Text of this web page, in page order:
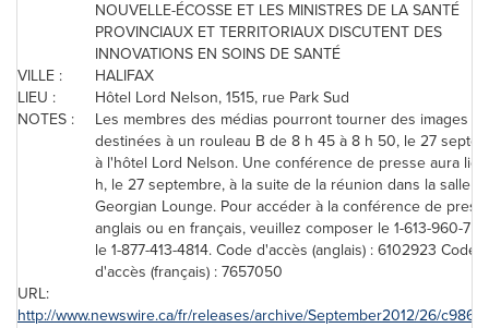
NOUVELLE-ÉCOSSE ET LES MINISTRES DE LA SANTÉ
PROVINCIAUX ET TERRITORIAUX DISCUTENT DES
INNOVATIONS EN SOINS DE SANTÉ
VILLE :
HALIFAX
LIEU :
Hôtel Lord Nelson, 1515, rue Park Sud
NOTES :
Les membres des médias pourront tourner des images
destinées à un rouleau B de 8 h 45 à 8 h 50, le 27
à l'hôtel Lord Nelson. Une conférence de presse aura
h, le 27 septembre, à la suite de la réunion dans la salle
Georgian Lounge. Pour accéder à la conférence de
anglais ou en français, veuillez composer le 1-613-960-
le 1-877-413-4814. Code d'accès (anglais) : 6102923 Code
d'accès (français) : 7657050
URL:
http://www.newswire.ca/fr/releases/archive/September2012/26/